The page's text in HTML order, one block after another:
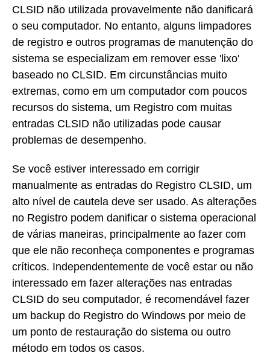
CLSID não utilizada provavelmente não danificará
o seu computador. No entanto, alguns limpadores
de registro e outros programas de manutenção do
sistema se especializam em remover esse 'lixo'
baseado no CLSID. Em circunstâncias muito
extremas, como em um computador com poucos
recursos do sistema, um Registro com muitas
entradas CLSID não utilizadas pode causar
problemas de desempenho.
Se você estiver interessado em corrigir
manualmente as entradas do Registro CLSID, um
alto nível de cautela deve ser usado. As alterações
no Registro podem danificar o sistema operacional
de várias maneiras, principalmente ao fazer com
que ele não reconheça componentes e programas
críticos. Independentemente de você estar ou não
interessado em fazer alterações nas entradas
CLSID do seu computador, é recomendável fazer
um backup do Registro do Windows por meio de
um ponto de restauração do sistema ou outro
método em todos os casos.